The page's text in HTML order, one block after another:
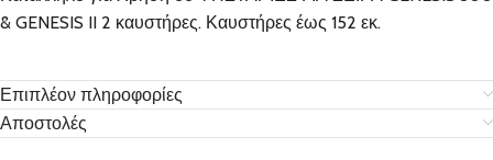
& GENESIS II 2 καυστήρες. Καυστήρες έως 152 εκ.
Επιπλέον πληροφορίες
Αποστολές